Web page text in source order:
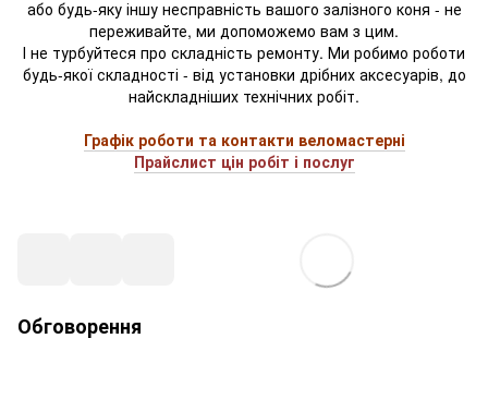
або будь-яку іншу несправність вашого залізного коня - не
переживайте, ми допоможемо вам з цим.
І не турбуйтеся про складність ремонту. Ми робимо роботи
будь-якої складності - від установки дрібних аксесуарів, до
найскладніших технічних робіт.
Графік роботи та контакти веломастерні
Прайслист цін робіт і послуг
Обговорення